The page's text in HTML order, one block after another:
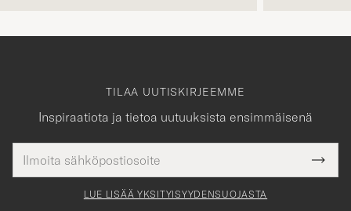
TILAA UUTISKIRJEEMME
Inspiraatiota ja tietoa uutuuksista ensimmäisenä
tieto
Tack
för
LUE LISÄÄ YKSITYISYYDENSUOJASTA